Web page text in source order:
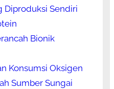
Diproduksi Sendiri
Bionik
Konsumsi Oksigen
Sumber Sungai